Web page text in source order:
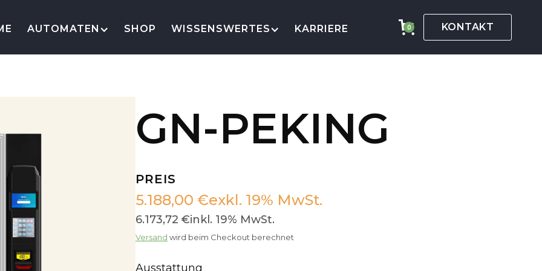
AUTOMATEN SHOP WISSENSWERTES KARRIERE 0 KONTAKT
GN-PEKING
PREIS
5.188,00 €exkl. 19% MwSt.
6.173,72 €inkl. 19% MwSt.
Versand wird beim Checkout berechnet
Ausstattung